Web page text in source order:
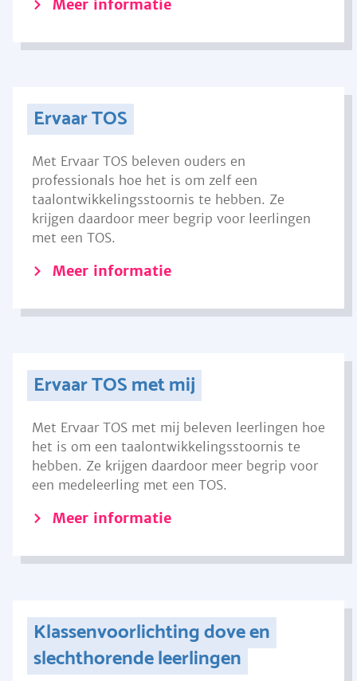
Meer informatie
Ervaar TOS
Met Ervaar TOS beleven ouders en
professionals hoe het is om zelf een
taalontwikkelingsstoornis te hebben. Ze
krijgen daardoor meer begrip voor leerlingen
met een TOS.
Meer informatie
Ervaar TOS met mij
Met Ervaar TOS met mij beleven leerlingen hoe
het is om een taalontwikkelingsstoornis te
hebben. Ze krijgen daardoor meer begrip voor
een medeleerling met een TOS.
Meer informatie
Klassenvoorlichting dove en
slechthorende leerlingen